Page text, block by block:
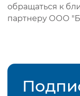
обращаться к
партнеру ООО